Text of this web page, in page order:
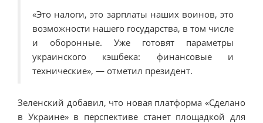
«Это налоги, это зарплаты наших воинов, это
возможности нашего государства, в том числе
и оборонные. Уже готовят параметры
украинского кэшбека: финансовые и
технические», — отметил президент.
Зеленский добавил, что новая платформа «Сделано
в Украине» в перспективе станет площадкой для